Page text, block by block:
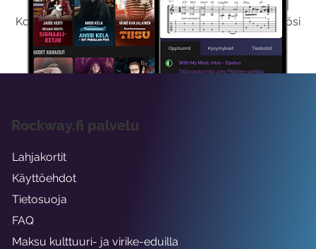
Kokeilemalla ilmaiseksi saat koko sisältömme käyttöösi
viikon ajaksi.
Rockway.fi palvelu
Lahjakortit
Käyttöehdot
Tietosuoja
FAQ
Maksu kulttuuri- ja virike-eduilla